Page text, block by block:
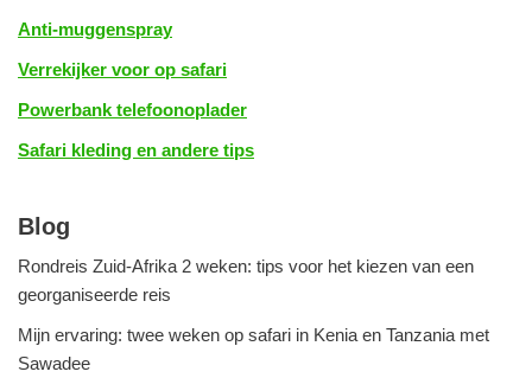
Anti-muggenspray
Verrekijker voor op safari
Powerbank telefoonoplader
Safari kleding en andere tips
Blog
Rondreis Zuid-Afrika 2 weken: tips voor het kiezen van een
georganiseerde reis
Mijn ervaring: twee weken op safari in Kenia en Tanzania met
Sawadee